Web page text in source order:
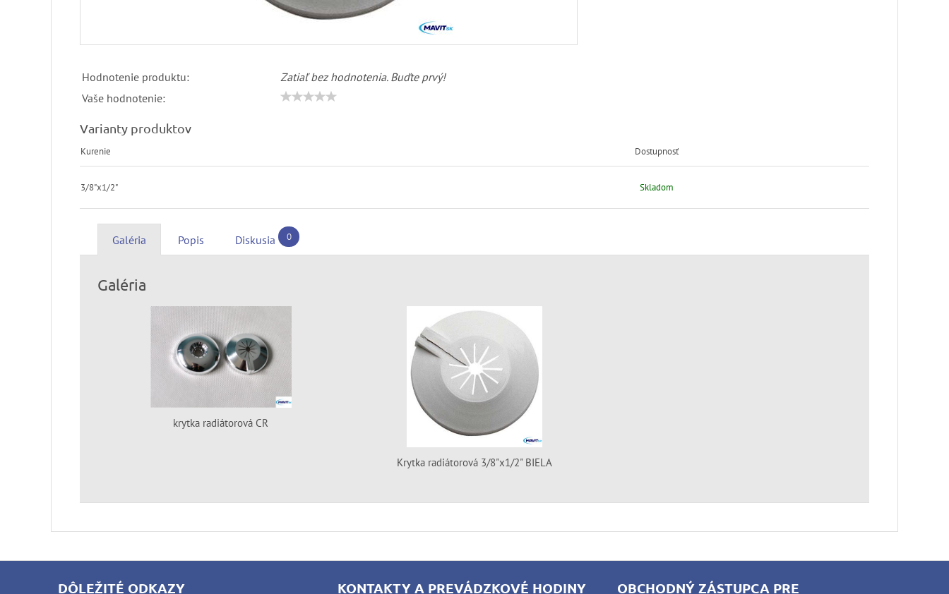
Hodnotenie produktu:
Zatiaľ bez hodnotenia. Buďte prvý!
Vaše hodnotenie:
Varianty produktov
Kurenie Dostupnosť
3/8"x1/2" Skladom
Galéria Popis Diskusia 0
Galéria
krytka radiátorová CR
Krytka radiátorová 3/8"x1/2" BIELA
DÔLEŽITÉ ODKAZY KONTAKTY A PREVÁDZKOVÉ HODINY OBCHODNÝ ZÁSTUPCA PRE